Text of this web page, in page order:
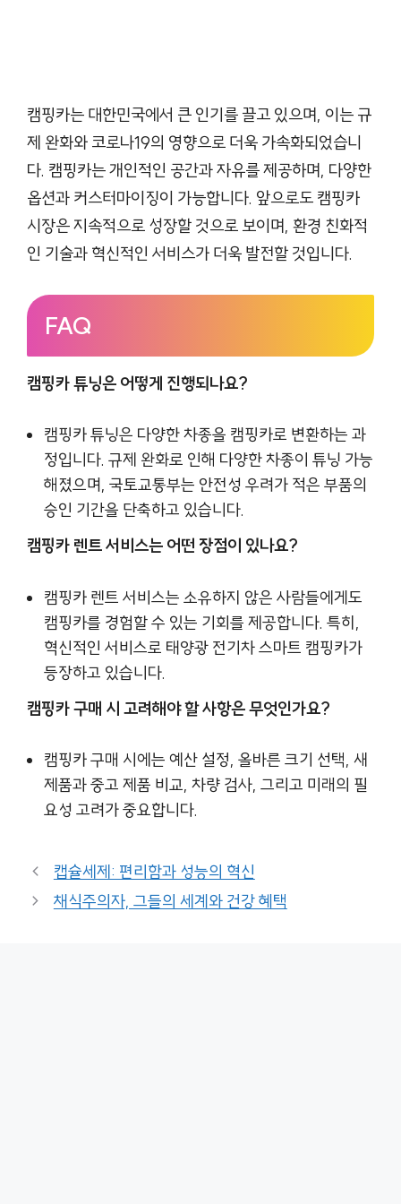
캠핑카는 대한민국에서 큰 인기를 끌고 있으며, 이는 규
제 완화와 코로나19의 영향으로 더욱 가속화되었습니
다. 캠핑카는 개인적인 공간과 자유를 제공하며, 다양한
옵션과 커스터마이징이 가능합니다. 앞으로도 캠핑카
시장은 지속적으로 성장할 것으로 보이며, 환경 친화적
인 기술과 혁신적인 서비스가 더욱 발전할 것입니다.
FAQ
캠핑카 튜닝은 어떻게 진행되나요?
캠핑카 튜닝은 다양한 차종을 캠핑카로 변환하는 과
정입니다. 규제 완화로 인해 다양한 차종이 튜닝 가능
해졌으며, 국토교통부는 안전성 우려가 적은 부품의
승인 기간을 단축하고 있습니다.
캠핑카 렌트 서비스는 어떤 장점이 있나요?
캠핑카 렌트 서비스는 소유하지 않은 사람들에게도
캠핑카를 경험할 수 있는 기회를 제공합니다. 특히,
혁신적인 서비스로 태양광 전기차 스마트 캠핑카가
등장하고 있습니다.
캠핑카 구매 시 고려해야 할 사항은 무엇인가요?
캠핑카 구매 시에는 예산 설정, 올바른 크기 선택, 새
제품과 중고 제품 비교, 차량 검사, 그리고 미래의 필
요성 고려가 중요합니다.
캡슐세제: 편리함과 성능의 혁신
채식주의자, 그들의 세계와 건강 혜택